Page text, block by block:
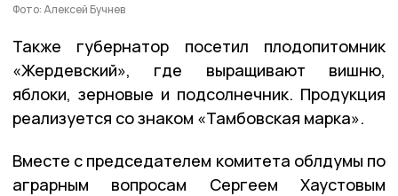
Фото: Алексей Бучнев
Также губернатор посетил плодопитомник
«Жердевский», где выращивают вишню,
яблоки, зерновые и подсолнечник. Продукция
реализуется со знаком «Тамбовская марка».
Вместе с председателем комитета облдумы по
аграрным вопросам Сергеем Хаустовым